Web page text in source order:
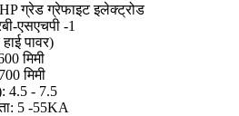
ग्रेड ग्रेफाइट इलेक्ट्रोड
एसएचपी -1
पावर)
मिमी
मिमी
4.5 - 7.5
5 -55KA